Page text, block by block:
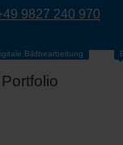
9827 240 970
Portfolio
Bildbearbeitung